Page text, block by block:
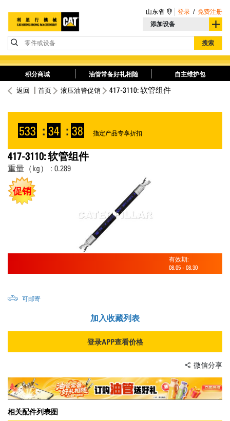
添加设备
零件或设备 搜索
山东省 登录 / 免费注册
积分商城 油管常备好礼相随 自主维护包
返回 首页 液压油管促销 417-3110: 软管组件
533 : 34 : 38 指定产品专享折扣
417-3110: 软管组件
重量（kg） : 0.289
促销
有效期:
08.05 - 08.30
可邮寄
加入收藏列表
登录APP查看价格
微信分享
相关配件列表图